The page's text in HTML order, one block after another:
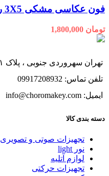
فون عکاسی مشکی 3X5 رولی
تومان
تهران سهروردی جنوبی ، پلاک ۲۰۱ ( رو به روی فروشگاه کورش ) طبقه ۱ ، واحد ۱
تلفن تماس: 09917208932
ایمیل: info@choromakey.com
دسته بندی کالا
تجهیزات صوتی و تصویری
نور light
لوازم آتلیه
تجهیزات حرکتی